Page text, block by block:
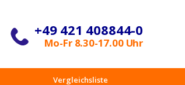
+49 421 408844-0
Mo-Fr 8.30-17.00 Uhr
Vergleichsliste